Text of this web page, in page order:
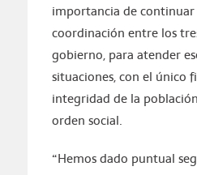
importancia de
coordinación entre los
gobierno, para atender
situaciones, con el único
integridad de la
orden social.
“Hemos dado puntual